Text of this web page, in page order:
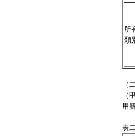
所
類
（
（
用
表